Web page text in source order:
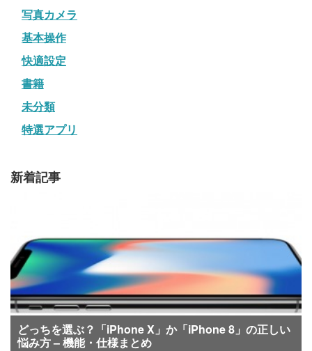
写真カメラ
基本操作
快適設定
書籍
未分類
特選アプリ
新着記事
どっちを選ぶ？「iPhone X」か「iPhone 8」の正しい
悩み方 – 機能・仕様まとめ